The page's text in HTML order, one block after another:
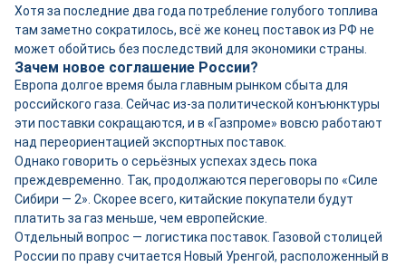
Хотя за последние два года потребление голубого топлива
там заметно сократилось, всё же конец поставок из РФ не
может обойтись без последствий для экономики страны.
Зачем новое соглашение России?
Европа долгое время была главным рынком сбыта для
российского газа. Сейчас из-за политической конъюнктуры
эти поставки сокращаются, и в «Газпроме» вовсю работают
над переориентацией экспортных поставок.
Однако говорить о серьёзных успехах здесь пока
преждевременно. Так, продолжаются переговоры по «Силе
Сибири — 2». Скорее всего, китайские покупатели будут
платить за газ меньше, чем европейские.
Отдельный вопрос — логистика поставок. Газовой столицей
России по праву считается Новый Уренгой, расположенный в